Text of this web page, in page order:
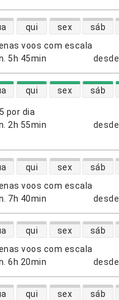
voos com escala
5h 45min
diretos
qui sex sáb
desde
por dia
2h 55min
diretos
qui sex sáb
desde
voos com escala
7h 40min
diretos
qui sex sáb
desde
voos com escala
6h 20min
diretos
qui sex sáb
desde
diretos
qui sex sáb